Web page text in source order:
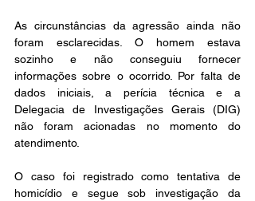
As circunstâncias da agressão ainda não
foram esclarecidas. O homem estava
sozinho e não conseguiu fornecer
informações sobre o ocorrido. Por falta de
dados iniciais, a perícia técnica e a
Delegacia de Investigações Gerais (DIG)
não foram acionadas no momento do
atendimento.
O caso foi registrado como tentativa de
homicídio e segue sob investigação da